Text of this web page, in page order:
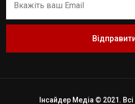
Інсайдер Медіа © 2021.